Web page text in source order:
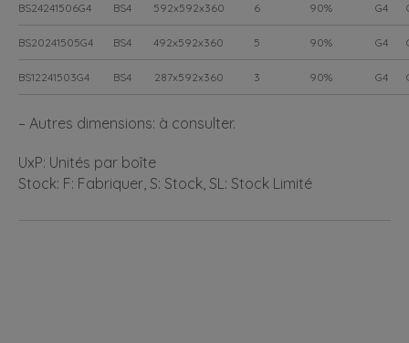
BS24241506G4 BS4 592x592x360 6 90% G4
BS20241505G4 BS4 492x592x360 5 90% G4
BS12241503G4 BS4 287x592x360 3 90% G4
– Autres dimensions: à consulter.
UxP: Unités par boîte
Stock: F: Fabriquer, S: Stock, SL: Stock Limité